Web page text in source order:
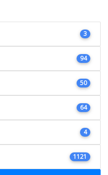
3
94
50
64
4
1121